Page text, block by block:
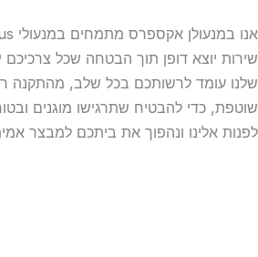
שירות יוצא דופן תוך הבטחה שכל צרכיכם
שלנו עומד לרשותכם בכל שלב, מהתקנה
שוטפת, כדי להבטיח שתרגישו מוגנים
לפנות אלינו ונהפוך את ביתכם למבצר